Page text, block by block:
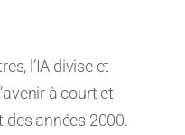
l’IA divise et
à court et
des années 2000.